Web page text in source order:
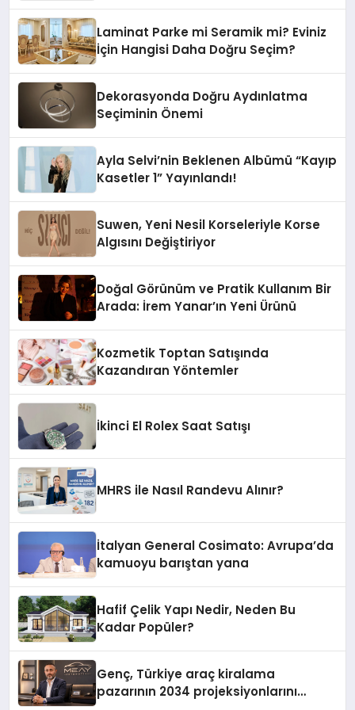
Laminat Parke mi Seramik mi? Eviniz
İçin Hangisi Daha Doğru Seçim?
Dekorasyonda Doğru Aydınlatma
Seçiminin Önemi
Ayla Selvi’nin Beklenen Albümü “Kayıp
Kasetler 1” Yayınlandı!
Suwen, Yeni Nesil Korseleriyle Korse
Algısını Değiştiriyor
Doğal Görünüm ve Pratik Kullanım Bir
Arada: İrem Yanar’ın Yeni Ürünü
Kozmetik Toptan Satışında
Kazandıran Yöntemler
İkinci El Rolex Saat Satışı
MHRS ile Nasıl Randevu Alınır?
İtalyan General Cosimato: Avrupa’da
kamuoyu barıştan yana
Hafif Çelik Yapı Nedir, Neden Bu
Kadar Popüler?
Genç, Türkiye araç kiralama
pazarının 2034 projeksiyonlarını